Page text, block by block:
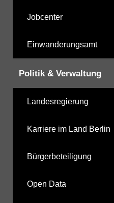
Jobcenter
Einwanderungsamt
Politik & Verwaltung
Landesregierung
Karriere im Land Berlin
Bürgerbeteiligung
Open Data